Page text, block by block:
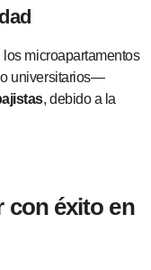
microapartamentos
universitarios—
, debido a la
con éxito en